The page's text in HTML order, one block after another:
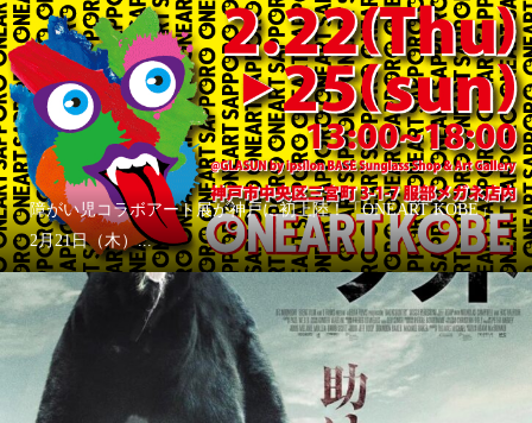
障がい児コラボアート展が神戸に初上陸！「ONEART KOBE」
2月21日（木）...